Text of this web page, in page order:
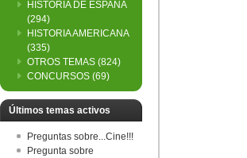
HISTORIA DE ESPAÑA
(294)
HISTORIA AMERICANA
(335)
OTROS TEMAS (824)
CONCURSOS (69)
Últimos temas activos
Preguntas sobre...Cine!!!
Pregunta sobre